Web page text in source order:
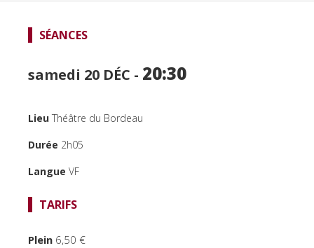
PUBLIC JEUNE
TEMPS FORTS
SÉANCES
samedi 20 DÉC - 20:30
Lieu Théâtre du Bordeau
Durée 2h05
Langue VF
TARIFS
Plein 6,50 €